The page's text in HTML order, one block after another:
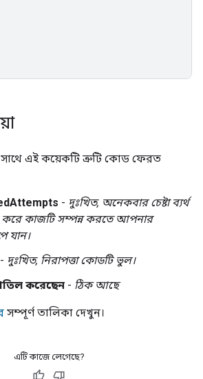
এই কয়েকটি ত্রুটি কোড ফেরত
- দুঃখিত, অনেকবার চেষ্টা ব্যর্থ
করে কাজটি সম্পন্ন করতে আপনার
যান।
- দুঃখিত, নিরাপত্তা কোডটি ভুল।
করেছেন - ঠিক আছে
সম্পূর্ণ তালিকা দেখুন।
এটি কাজে লেগেছে?